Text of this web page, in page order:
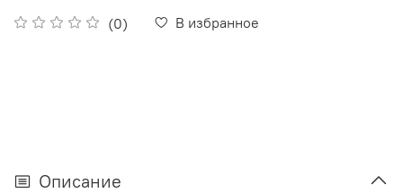
(0) В избранное
Описание